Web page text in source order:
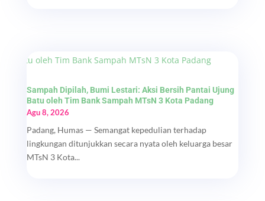
Sampah Dipilah, Bumi Lestari: Aksi Bersih Pantai Ujung
Batu oleh Tim Bank Sampah MTsN 3 Kota Padang
Agu 8, 2026
Padang, Humas — Semangat kepedulian terhadap
lingkungan ditunjukkan secara nyata oleh keluarga besar
MTsN 3 Kota...